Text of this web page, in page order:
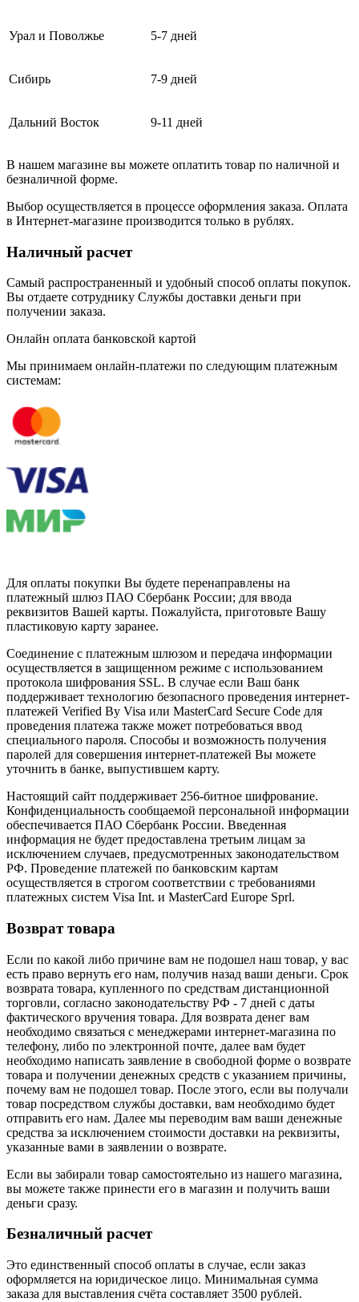
Урал и Поволжье 5-7 дней
Сибирь 7-9 дней
Дальний Восток 9-11 дней
В нашем магазине вы можете оплатить товар по наличной и
безналичной форме.
Выбор осуществляется в процессе оформления заказа. Оплата
в Интернет-магазине производится только в рублях.
Наличный расчет
Самый распространенный и удобный способ оплаты покупок.
Вы отдаете сотруднику Службы доставки деньги при
получении заказа.
Онлайн оплата банковской картой
Мы принимаем онлайн-платежи по cледующим платежным
системам:
Для оплаты покупки Вы будете перенаправлены на
платежный шлюз ПАО Сбербанк России; для ввода
реквизитов Вашей карты. Пожалуйста, приготовьте Вашу
пластиковую карту заранее.
Соединение с платежным шлюзом и передача информации
осуществляется в защищенном режиме с использованием
протокола шифрования SSL. В случае если Ваш банк
поддерживает технологию безопасного проведения интернет-
платежей Verified By Visa или MasterCard Secure Code для
проведения платежа также может потребоваться ввод
специального пароля. Способы и возможность получения
паролей для совершения интернет-платежей Вы можете
уточнить в банке, выпустившем карту.
Настоящий сайт поддерживает 256-битное шифрование.
Конфиденциальность сообщаемой персональной информации
обеспечивается ПАО Сбербанк России. Введенная
информация не будет предоставлена третьим лицам за
исключением случаев, предусмотренных законодательством
РФ. Проведение платежей по банковским картам
осуществляется в строгом соответствии с требованиями
платежных систем Visa Int. и MasterCard Europe Sprl.
Возврат товара
Если по какой либо причине вам не подошел наш товар, у вас
есть право вернуть его нам, получив назад ваши деньги. Срок
возврата товара, купленного по средствам дистанционной
торговли, согласно законодательству РФ - 7 дней с даты
фактического вручения товара. Для возврата денег вам
необходимо связаться с менеджерами интернет-магазина по
телефону, либо по электронной почте, далее вам будет
необходимо написать заявление в свободной форме о возврате
товара и получении денежных средств с указанием причины,
почему вам не подошел товар. После этого, если вы получали
товар посредством службы доставки, вам необходимо будет
отправить его нам. Далее мы переводим вам ваши денежные
средства за исключением стоимости доставки на реквизиты,
указанные вами в заявлении о возврате.
Если вы забирали товар самостоятельно из нашего магазина,
вы можете также принести его в магазин и получить ваши
деньги сразу.
Безналичный расчет
Это единственный способ оплаты в случае, если заказ
оформляется на юридическое лицо. Минимальная сумма
заказа для выставления счёта составляет 3500 рублей.